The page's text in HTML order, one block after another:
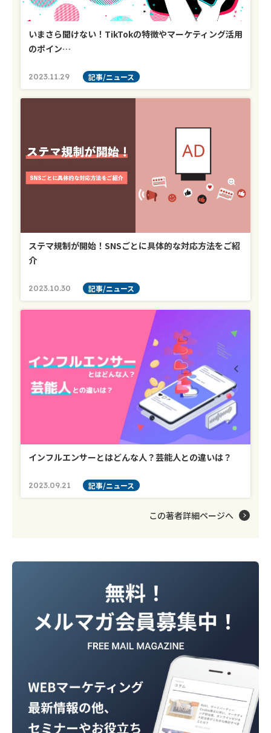
いまさら聞けない！TikTokの特徴やマーケティング活用
のポイン…
2023.11.29 記事/ニュース
ステマ規制が開始！SNSごとに具体的な対応方法をご紹
介
2023.10.30 記事/ニュース
インフルエンサーとはどんな人？芸能人との違いは？
2023.09.21 記事/ニュース
この著者詳細ページへ